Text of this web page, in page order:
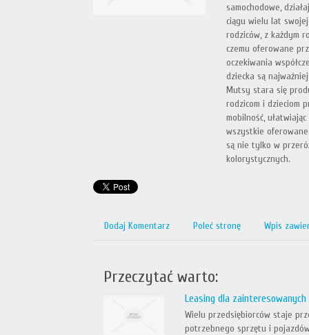
samochodowe,
ciągu wielu lat
rodziców, z każdym
czemu oferowane
oczekiwania
dziecka są
Mutsy stara się
rodzicom i dzieciom
mobilność,
wszystkie
są nie tylko w
kolorystycznych.
Dodaj Komentarz Poleć stronę Wpis
Przeczytać warto:
Leasing dla
Wielu przedsiębiorców staje
potrzebnego sprzętu i